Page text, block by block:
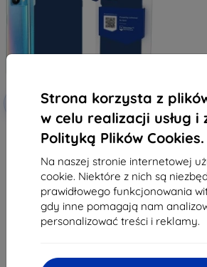
Strona korzysta z
w celu realizacji usług i
Polityką Plików Cookies.
Na naszej stronie internetowej
cookie. Niektóre z nich są
prawidłowego funkcjonowania
gdy inne pomagają nam
personalizować treści i reklamy.
Zniżka z
EXTRA10
3MK Matt Case Realme 9 Pro
jagodowy
21,51 zł
Ostatnia sztuka w magazynie